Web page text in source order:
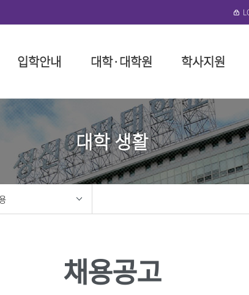
성신학원
성신학원 소개
임원 현황
이사회 회의록
정관 및 시행세칙
법인설치학교
성신비전
교육이념
성신
성신 이벤트
성신 포커스
언론속의 성신
입학안내
일반대학원 특수대
교육대
융합산
대학·대학원
대학(미아운정그린)
인문융합예술대학
사회과학대학
자연과학대학
공과대학
간호대학
일반대
학사지원
학사 행정
대학요람
교육과정
학사제도 안내 동영상
수업
다전공
교직
장학 제
장학금
장학금
신입생
재학생
뉴스레터 연구기관
안내 외국인 입학 국제학부
돈암수정 편의시설
구내식당
복지편의시설
도서관
기숙사
생활관(난향원)
미아운
구내식당
복지편의
도서관
성신건
성신 미디어
성신학보
대학 생활
채용공고